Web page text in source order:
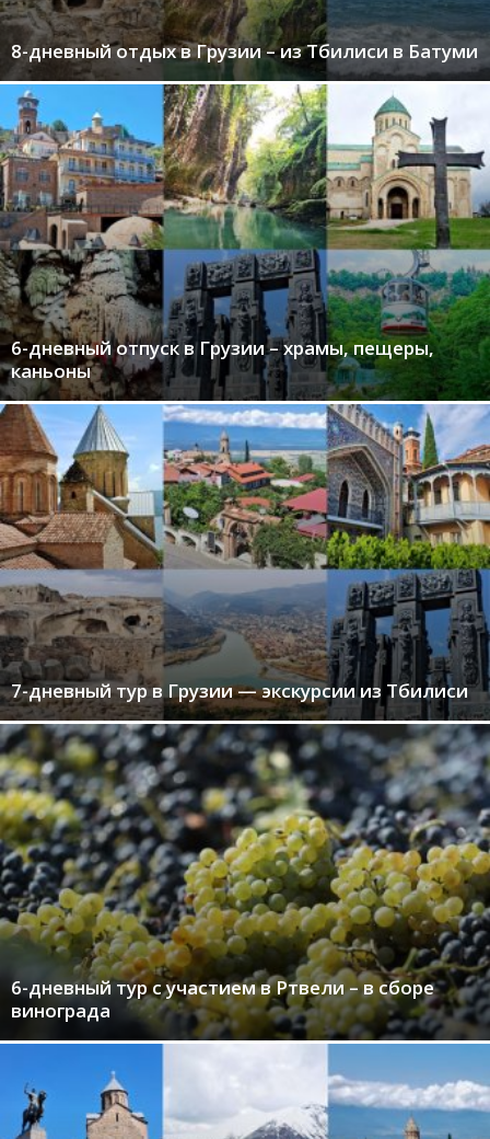
8-дневный отдых в Грузии – из Тбилиси в Батуми
6-дневный отпуск в Грузии – храмы, пещеры,
каньоны
7-дневный тур в Грузии — экскурсии из Тбилиси
6-дневный тур с участием в Ртвели – в сборе
винограда